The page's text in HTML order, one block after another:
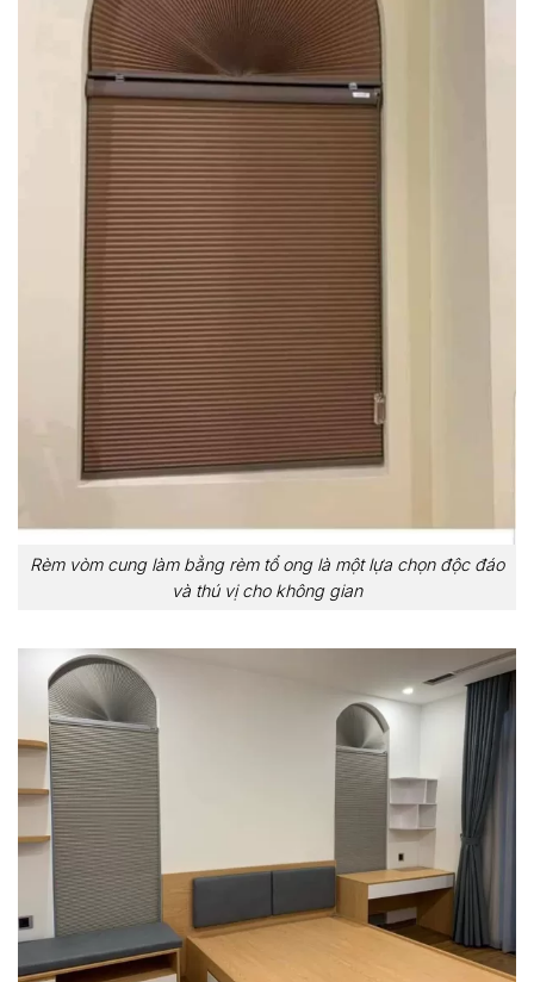
Rèm vòm cung làm bằng rèm tổ ong là một lựa chọn độc đáo
và thú vị cho không gian